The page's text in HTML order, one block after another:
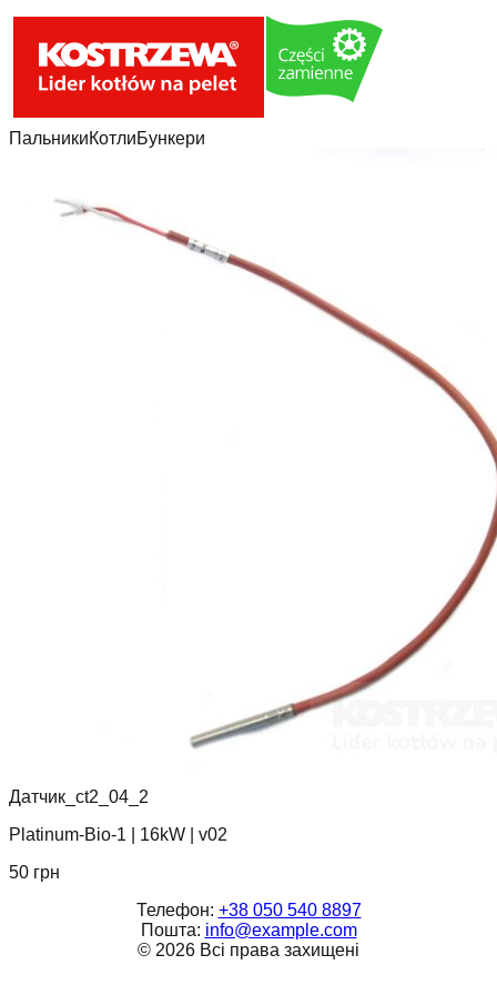
ПальникиКотлиБункери
Датчик_ct2_04_2
Platinum-Bio-1
16kW
v02
50 грн
Телефон: +38 050 540 8897
Пошта: info@example.com
© 2026 Всі права захищені